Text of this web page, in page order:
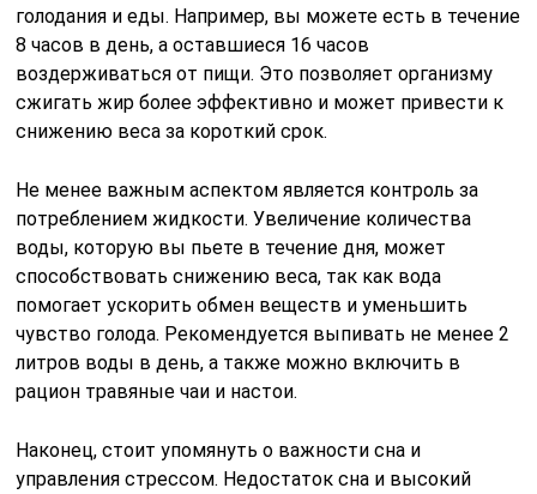
голодания и еды. Например, вы можете есть в течение
8 часов в день, а оставшиеся 16 часов
воздерживаться от пищи. Это позволяет организму
сжигать жир более эффективно и может привести к
снижению веса за короткий срок.
Не менее важным аспектом является контроль за
потреблением жидкости. Увеличение количества
воды, которую вы пьете в течение дня, может
способствовать снижению веса, так как вода
помогает ускорить обмен веществ и уменьшить
чувство голода. Рекомендуется выпивать не менее 2
литров воды в день, а также можно включить в
рацион травяные чаи и настои.
Наконец, стоит упомянуть о важности сна и
управления стрессом. Недостаток сна и высокий